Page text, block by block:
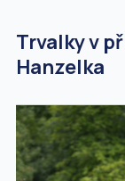
Trvalky v
Hanzelka